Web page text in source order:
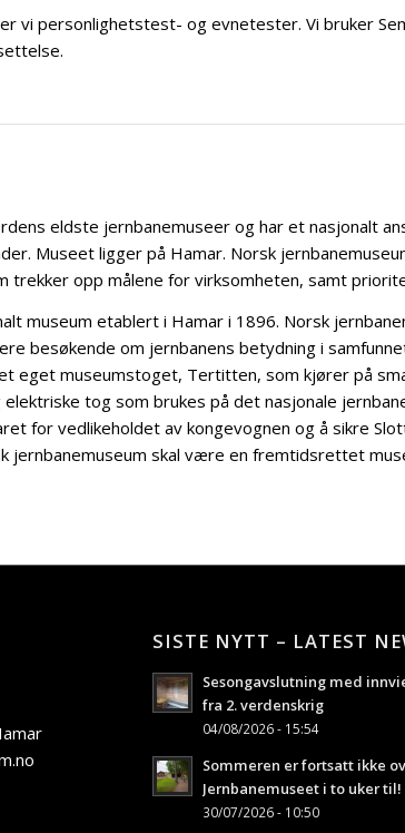
vi personlighetstest- og evnetester. Vi bruker
eldste jernbanemuseer og har et nasjonalt
Museet ligger på Hamar. Norsk
trekker opp målene for virksomheten, samt
museum etablert i Hamar i 1896. Norsk
besøkende om jernbanens betydning i
eget museumstoget, Tertitten, som kjører på
tog som brukes på det nasjonale
for vedlikeholdet av kongevognen og å sikre
jernbanemuseum skal være en fremtidsrettet
SISTE NYTT – LATEST
Sesongavslutning med
fra 2. verdenskrig
04/08/2026 - 15:54
Sommeren er fortsatt ikke
Jernbanemuseet i to uker til!
30/07/2026 - 10:50